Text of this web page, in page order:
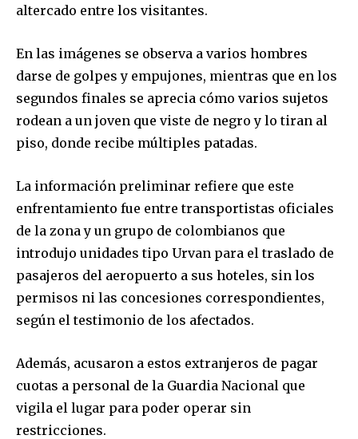
altercado entre los visitantes.
En las imágenes se observa a varios hombres
darse de golpes y empujones, mientras que en los
segundos finales se aprecia cómo varios sujetos
rodean a un joven que viste de negro y lo tiran al
piso, donde recibe múltiples patadas.
La información preliminar refiere que este
enfrentamiento fue entre transportistas oficiales
de la zona y un grupo de colombianos que
introdujo unidades tipo Urvan para el traslado de
pasajeros del aeropuerto a sus hoteles, sin los
permisos ni las concesiones correspondientes,
según el testimonio de los afectados.
Además, acusaron a estos extranjeros de pagar
cuotas a personal de la Guardia Nacional que
vigila el lugar para poder operar sin
restricciones.